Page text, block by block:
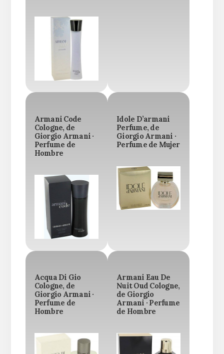
Armani Code
Cologne, de
Giorgio Armani ·
Perfume de
Hombre
Idole D’armani
Perfume, de
Giorgio Armani ·
Perfume de Mujer
Acqua Di Gio
Cologne, de
Giorgio Armani ·
Perfume de
Hombre
Armani Eau De
Nuit Oud Cologne,
de Giorgio
Armani · Perfume
de Hombre